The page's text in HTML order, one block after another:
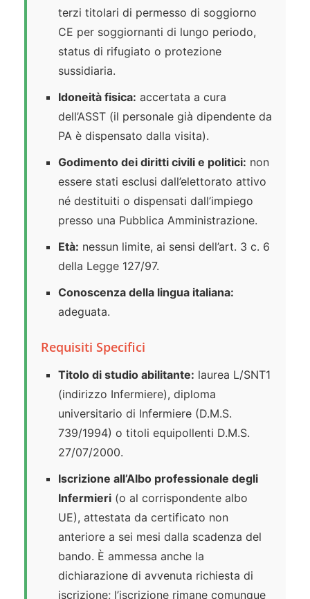
terzi titolari di permesso di soggiorno
CE per soggiornanti di lungo periodo,
status di rifugiato o protezione
sussidiaria.
Idoneità fisica: accertata a cura
dell’ASST (il personale già dipendente da
PA è dispensato dalla visita).
Godimento dei diritti civili e politici: non
essere stati esclusi dall’elettorato attivo
né destituiti o dispensati dall’impiego
presso una Pubblica Amministrazione.
Età: nessun limite, ai sensi dell’art. 3 c. 6
della Legge 127/97.
Conoscenza della lingua italiana:
adeguata.
Requisiti Specifici
Titolo di studio abilitante: laurea L/SNT1
(indirizzo Infermiere), diploma
universitario di Infermiere (D.M.S.
739/1994) o titoli equipollenti D.M.S.
27/07/2000.
Iscrizione all’Albo professionale degli
Infermieri (o al corrispondente albo
UE), attestata da certificato non
anteriore a sei mesi dalla scadenza del
bando. È ammessa anche la
dichiarazione di avvenuta richiesta di
iscrizione; l’iscrizione rimane comunque